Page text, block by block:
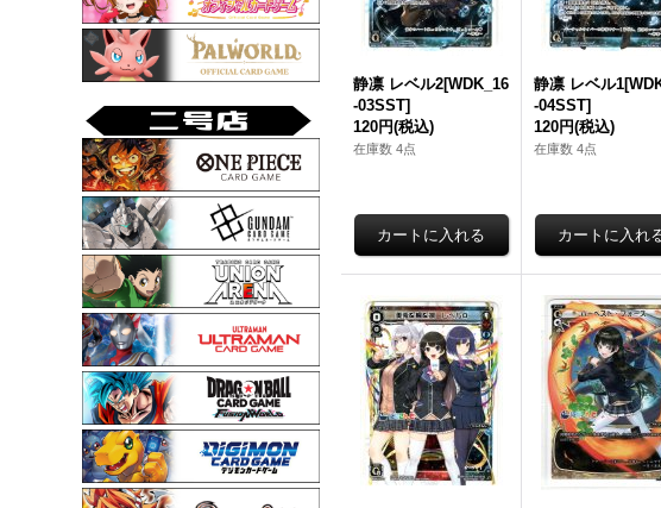
静凛 レベル2[WDK_16
-03SST]
120円(税込)
在庫数 4点
静凛 レベル
-04SST]
120円(税込)
在庫数 4点